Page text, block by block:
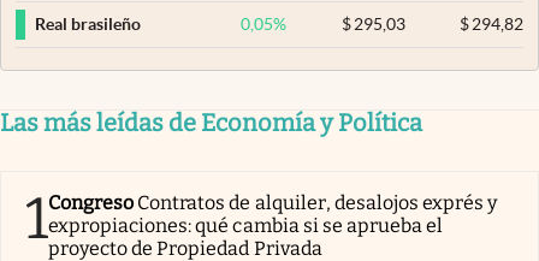
Real brasileño 0,05% $ 295,03 $294,82
Las más leídas de Economía y Política
1Congreso Contratos de alquiler, desalojos exprés y
expropiaciones: qué cambia si se aprueba el
proyecto de Propiedad Privada